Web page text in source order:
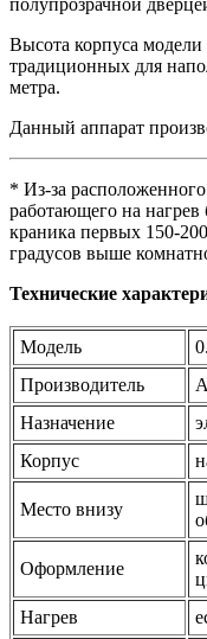
Высота корпуса
традиционных для
метра.
Данный аппарат
* Из-за
работающего на нагрев
краника первых 150-
градусов выше
Технические
Модель
Производитель
Назначение
Корпус
Место внизу
Оформление
Нагрев